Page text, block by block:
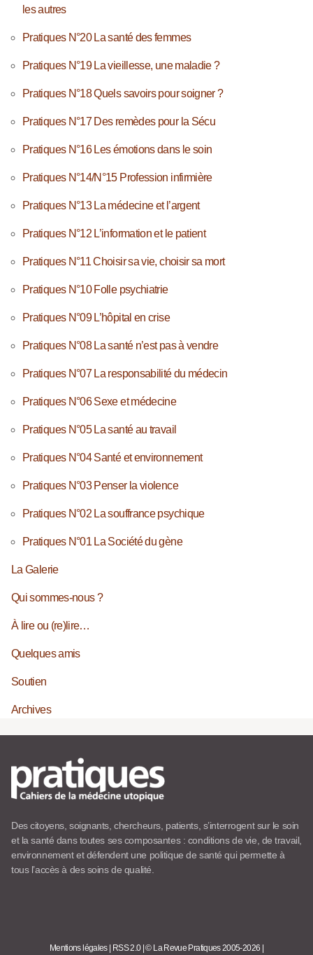
les autres
Pratiques N°20 La santé des femmes
Pratiques N°19 La vieillesse, une maladie ?
Pratiques N°18 Quels savoirs pour soigner ?
Pratiques N°17 Des remèdes pour la Sécu
Pratiques N°16 Les émotions dans le soin
Pratiques N°14/N°15 Profession infirmière
Pratiques N°13 La médecine et l’argent
Pratiques N°12 L’information et le patient
Pratiques N°11 Choisir sa vie, choisir sa mort
Pratiques N°10 Folle psychiatrie
Pratiques N°09 L’hôpital en crise
Pratiques N°08 La santé n’est pas à vendre
Pratiques N°07 La responsabilité du médecin
Pratiques N°06 Sexe et médecine
Pratiques N°05 La santé au travail
Pratiques N°04 Santé et environnement
Pratiques N°03 Penser la violence
Pratiques N°02 La souffrance psychique
Pratiques N°01 La Société du gène
La Galerie
Qui sommes-nous ?
À lire ou (re)lire…
Quelques amis
Soutien
Archives
Des citoyens, soignants, chercheurs, patients, s’interrogent sur le soin
et la santé dans toutes ses composantes : conditions de vie, de travail,
environnement et défendent une politique de santé qui permette à
tous l’accès à des soins de qualité.
Mentions légales RSS 2.0 |© La Revue Pratiques 2005-2026